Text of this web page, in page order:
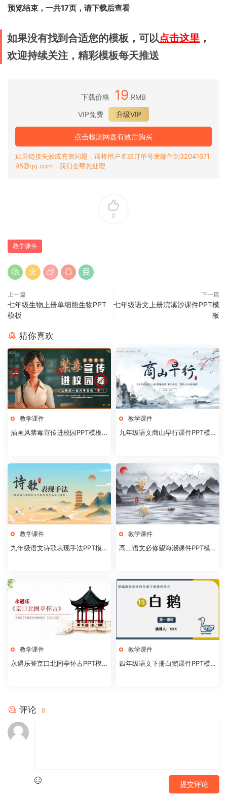
预览结束，一共17页，请下载后查看
如果没有找到合适您的模板，可以点击这里 ，
欢迎持续关注，精彩模板每天推送
下载价格 19 RMB
VIP免费
升级VIP
点击检测网盘有效后购买
如果链接失效或充值问题，请将用户名或订单号发邮件到32041671
95@qq.com，我们会帮您处理
0
教学课件
上一篇
七年级生物上册单细胞生物PPT
模板
下一篇
七年级语文上册浣溪沙课件PPT模
板
猜你喜欢
教学课件
插画风禁毒宣传进校园PPT模板2
教学课件
九年级语文商山早行课件PPT模
教学课件
九年级语文诗歌表现手法PPT模
教学课件
高二语文必修望海潮课件PPT模
教学课件
永遇乐登京口北固亭怀古PPT模
教学课件
四年级语文下册白鹅课件PPT模
评论 0
提交评论